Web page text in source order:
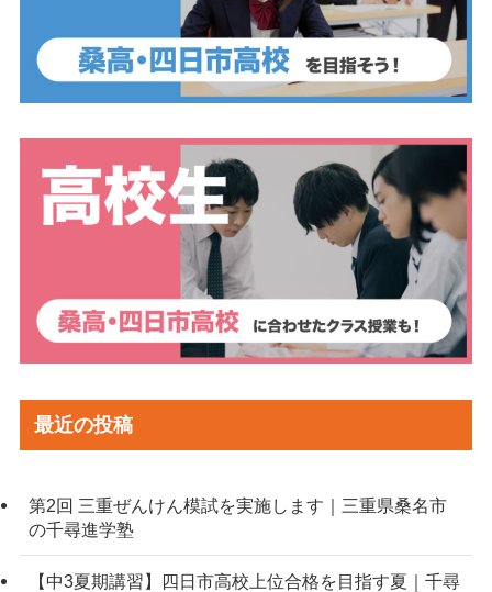
最近の投稿
第2回 三重ぜんけん模試を実施します｜三重県桑名市
の千尋進学塾
【中3夏期講習】四日市高校上位合格を目指す夏｜千尋